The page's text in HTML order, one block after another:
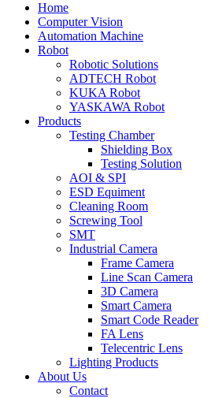
Home
Computer Vision
Automation Machine
Robot
Robotic Solutions
ADTECH Robot
KUKA Robot
YASKAWA Robot
Products
Testing Chamber
Shielding Box
Testing Solution
AOI & SPI
ESD Equiment
Cleaning Room
Screwing Tool
SMT
Industrial Camera
Frame Camera
Line Scan Camera
3D Camera
Smart Camera
Smart Code Reader
FA Lens
Telecentric Lens
Lighting Products
About Us
Contact